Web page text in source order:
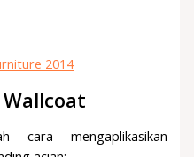
2014
cara mengaplikasikan